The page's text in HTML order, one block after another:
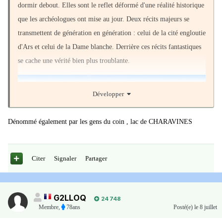
ne racontaient pas des histoires pour le plaisir : ils transmettaient
une mémoire, même déformée, d'un événement réel.
d'Ars
dormir debout. Elles sont le reflet déformé d'une réalité historique
que les archéologues ont mise au jour. Deux récits majeurs se
transmettent de génération en génération : celui de la cité engloutie
d'Ars et celui de la Dame blanche. Derrière ces récits fantastiques
se cache une vérité bien plus troublante.
Développer
Dénommé également par les gens du coin , lac de CHARAVINES
Citer Signaler Partager
G2LLOQ
24 748
Membre, 78ans Posté(e) le 8 juillet